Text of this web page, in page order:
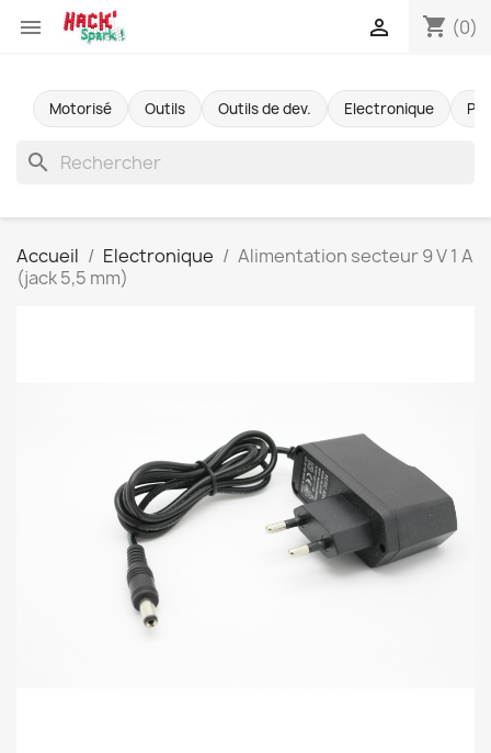
 shopping_cart (0)

Motorisé Outils Outils de dev. Electronique
search
Accueil Electronique
Alimentation secteur 9 V 1 A
(jack 5,5 mm)